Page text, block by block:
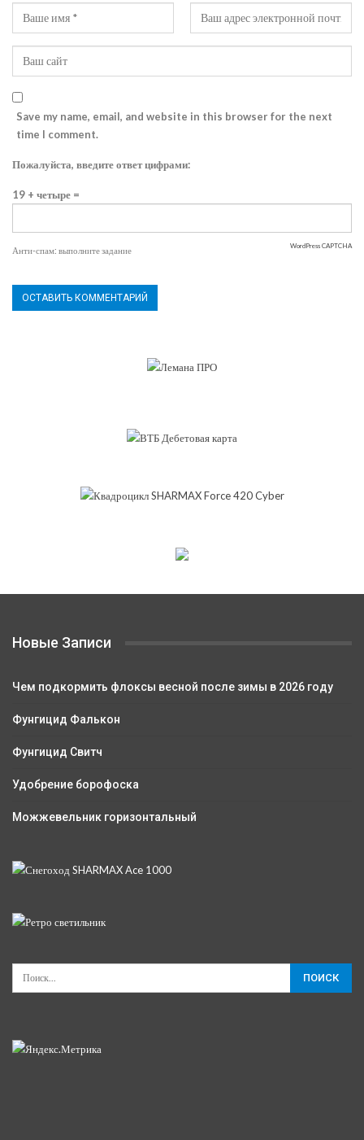
Save my name, email, and website in this browser for the next
time I comment.
Пожалуйста, введите ответ цифрами:
19 + четыре =
Анти-спам: выполните задание WordPress CAPTCHA
Новые Записи
Чем подкормить флоксы весной после зимы в 2026 году
Фунгицид Фалькон
Фунгицид Свитч
Удобрение борофоска
Можжевельник горизонтальный